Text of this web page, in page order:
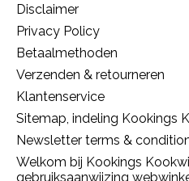
Disclaimer
Privacy Policy
Betaalmethoden
Verzenden & retourneren
Klantenservice
Sitemap, indeling Kookings
Newsletter terms &
Welkom bij Kookings
gebruiksaanwijzing